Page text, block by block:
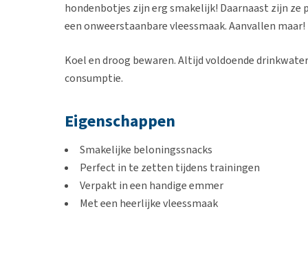
hondenbotjes zijn erg smakelijk! Daarnaast zijn
een onweerstaanbare vleessmaak. Aanvallen maar!
Koel en droog bewaren. Altijd voldoende
consumptie.
Eigenschappen
Smakelijke beloningssnacks
Perfect in te zetten tijdens trainingen
Verpakt in een handige emmer
Met een heerlijke vleessmaak